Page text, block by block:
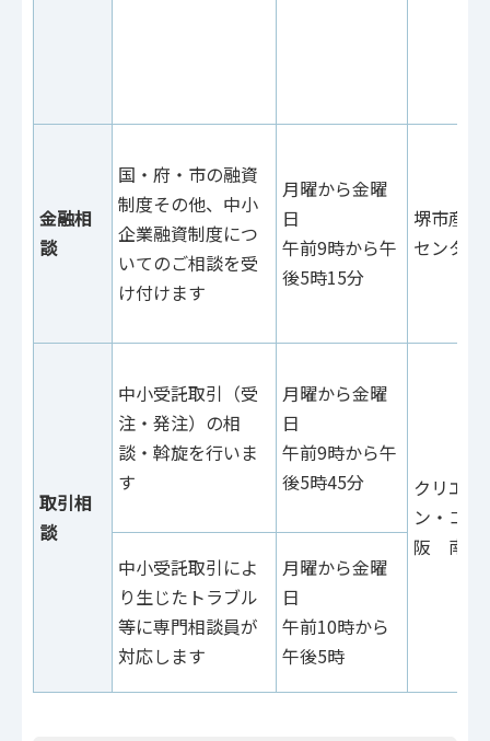
金融相
談
国・府・市の融資
制度その他、中小
企業融資制度につ
いてのご相談を受
け付けます
月曜から金曜
日
午前9時から午
後5時15分
堺市産業
センター
取引相
談
中小受託取引（受
注・発注）の相
談・斡旋を行いま
す
月曜から金曜
日
午前9時から午
後5時45分
クリエイ
ン・コア
阪 南館
中小受託取引によ
り生じたトラブル
等に専門相談員が
対応します
月曜から金曜
日
午前10時から
午後5時